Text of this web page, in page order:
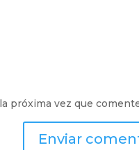
próxima vez que